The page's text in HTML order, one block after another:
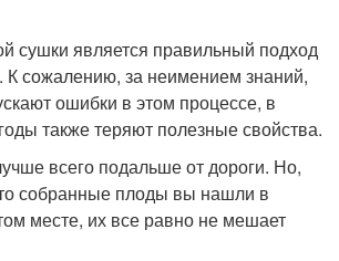
сушки является правильный подход
К сожалению, за неимением знаний,
ошибки в этом процессе, в
также теряют полезные свойства.
всего подальше от дороги. Но,
собранные плоды вы нашли в
месте, их все равно не мешает